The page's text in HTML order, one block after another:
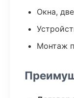
Окна,
Монтаж